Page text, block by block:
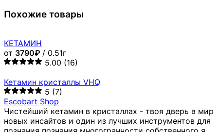
Похожие товары
КЕТАМИН
от 3790₽ / 0.51г
5.00 (16)
Кетамин кристаллы VHQ
5 (7)
Escobart Shop
Чистейший кетамин в кристаллах - твоя дверь в мир
новых инсайтов и один из лучших инструментов для